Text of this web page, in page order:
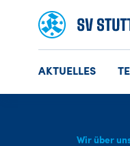
AKTUELLES
Wir über